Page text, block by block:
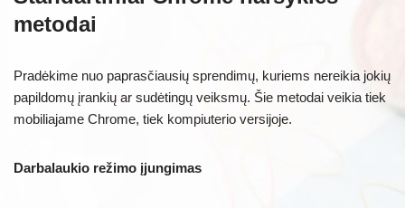
metodai
Pradėkime nuo paprasčiausių sprendimų, kuriems nereikia jokių
papildomų įrankių ar sudėtingų veiksmų. Šie metodai veikia tiek
mobiliajame Chrome, tiek kompiuterio versijoje.
Darbalaukio režimo įjungimas